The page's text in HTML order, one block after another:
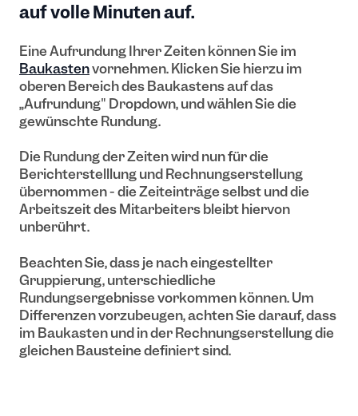
auf volle Minuten auf.
Eine Aufrundung Ihrer Zeiten können Sie im
Baukastenvornehmen. Klicken Sie hierzu im
oberen Bereich des Baukastens auf das
„Aufrundung" Dropdown, und wählen Sie die
gewünschte Rundung.
Die Rundung der Zeiten wird nun für die
Berichterstelllung und Rechnungserstellung
übernommen - die Zeiteinträge selbst und die
Arbeitszeit des Mitarbeiters bleibt hiervon
unberührt.
Beachten Sie, dass je nach eingestellter
Gruppierung, unterschiedliche
Rundungsergebnisse vorkommen können. Um
Differenzen vorzubeugen, achten Sie darauf, dass
im Baukasten und in der Rechnungserstellung die
gleichen Bausteine definiert sind.